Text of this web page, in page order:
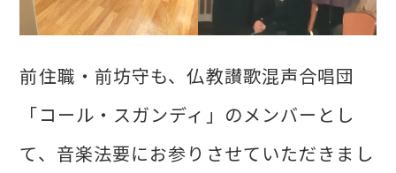
前住職・前坊守も、仏教讃歌混声合唱団
「コール・スガンディ」のメンバーとし
て、音楽法要にお参りさせていただきまし